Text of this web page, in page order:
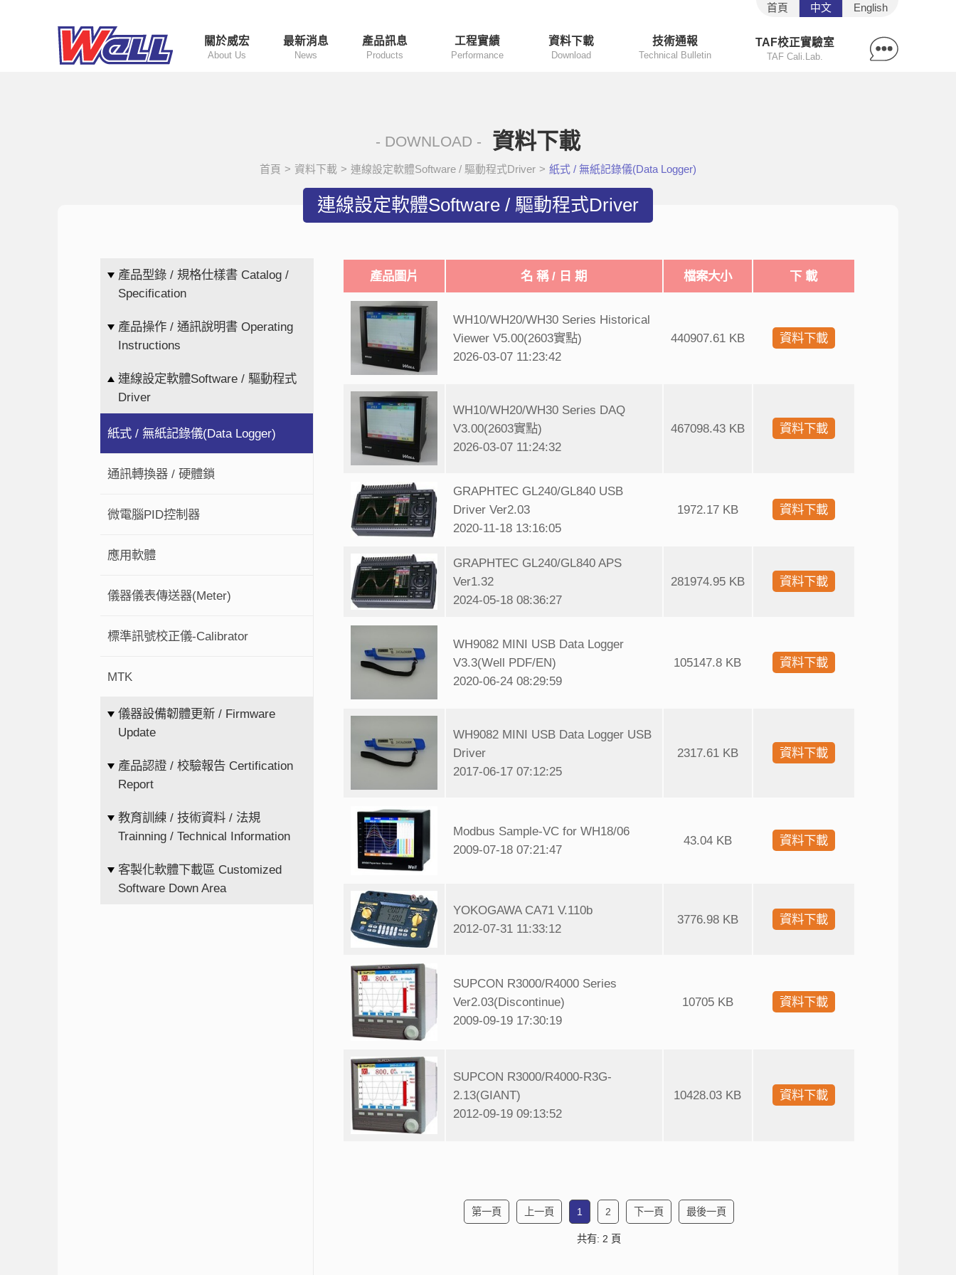
首頁 中文 English
關於威宏
About Us
最新消息
News
產品訊息
Products
工程實績
Performance
資料下載
Download
技術通報
Technical Bulletin
TAF校正實驗室
TAF Cali.Lab.
- DOWNLOAD - 資料下載
首頁 > 資料下載 > 連線設定軟體Software / 驅動程式Driver > 紙式 / 無紙記錄儀(Data Logger)
連線設定軟體Software / 驅動程式Driver
產品型錄 / 規格仕樣書 Catalog /
Specification
產品操作 / 通訊說明書 Operating
Instructions
連線設定軟體Software / 驅動程式
Driver
紙式 / 無紙記錄儀(Data Logger)
通訊轉換器 / 硬體鎖
微電腦PID控制器
應用軟體
儀器儀表傳送器(Meter)
標準訊號校正儀-Calibrator
MTK
儀器設備韌體更新 / Firmware
Update
產品認證 / 校驗報告 Certification
Report
教育訓練 / 技術資料 / 法規
Trainning / Technical Information
客製化軟體下載區 Customized
Software Down Area
產品圖片 名 稱 / 日 期 檔案大小 下 載
WH10/WH20/WH30 Series Historical
Viewer V5.00(2603實點)
2026-03-07 11:23:42
440907.61 KB 資料下載
WH10/WH20/WH30 Series DAQ
V3.00(2603實點)
2026-03-07 11:24:32
467098.43 KB 資料下載
GRAPHTEC GL240/GL840 USB
Driver Ver2.03
2020-11-18 13:16:05
1972.17 KB 資料下載
GRAPHTEC GL240/GL840 APS
Ver1.32
2024-05-18 08:36:27
281974.95 KB 資料下載
WH9082 MINI USB Data Logger
V3.3(Well PDF/EN)
2020-06-24 08:29:59
105147.8 KB 資料下載
WH9082 MINI USB Data Logger USB
Driver
2017-06-17 07:12:25
2317.61 KB 資料下載
Modbus Sample-VC for WH18/06
2009-07-18 07:21:47
43.04 KB 資料下載
YOKOGAWA CA71 V.110b
2012-07-31 11:33:12
3776.98 KB 資料下載
SUPCON R3000/R4000 Series
Ver2.03(Discontinue)
2009-09-19 17:30:19
10705 KB 資料下載
SUPCON R3000/R4000-R3G-
2.13(GIANT)
2012-09-19 09:13:52
10428.03 KB 資料下載
第一頁 上一頁 1 2 下一頁 最後一頁
共有: 2 頁